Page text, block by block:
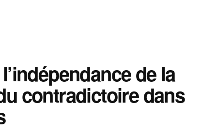
de la
contradictoire dans